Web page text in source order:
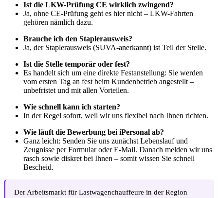
Ist die LKW-Prüfung CE wirklich zwingend?
Ja, ohne CE-Prüfung geht es hier nicht – LKW-Fahrten
gehören nämlich dazu.
Brauche ich den Staplerausweis?
Ja, der Staplerausweis (SUVA-anerkannt) ist Teil der Stelle.
Ist die Stelle temporär oder fest?
Es handelt sich um eine direkte Festanstellung: Sie werden
vom ersten Tag an fest beim Kundenbetrieb angestellt –
unbefristet und mit allen Vorteilen.
Wie schnell kann ich starten?
In der Regel sofort, weil wir uns flexibel nach Ihnen richten.
Wie läuft die Bewerbung bei iPersonal ab?
Ganz leicht: Senden Sie uns zunächst Lebenslauf und
Zeugnisse per Formular oder E-Mail. Danach melden wir uns
rasch sowie diskret bei Ihnen – somit wissen Sie schnell
Bescheid.
Der Arbeitsmarkt für Lastwagenchauffeure in der Region